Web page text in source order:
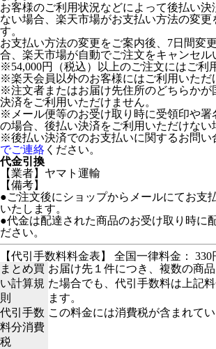
お客様のご利用状況などによって後払い決
ない場合、楽天市場がお支払い方法の変更
す。
お支払い方法の変更をご案内後、7日間変
合、楽天市場が自動でご注文をキャンセル
※54,000円（税込）以上のご注文にはご利
※楽天会員以外のお客様にはご利用いただ
※注文者またはお届け先住所のどちらかが
決済をご利用いただけません。
※メール便等のお受け取り時に受領印や署
の場合、後払い決済をご利用いただけない
※後払い決済でのお支払いに関するお問い
でご連絡 ください。
代金引換
【業者】ヤマト運輸
【備考】
●ご注文後にショップからメールにてお支
いたします。
●代金は配達された商品のお受け取り時に
ださい。
【代引手数料料金表】 全国一律料金： 330
まとめ買
い計算規
則
お届け先１件につき、複数の商
た場合でも、代引手数料は上記
ます。
代引手数
料分消費
税
この料金には消費税が含まれて